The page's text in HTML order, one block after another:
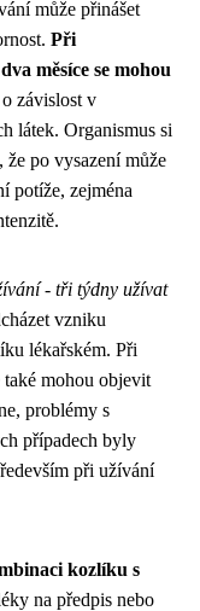
může přinášet
Při
měsíce se mohou
závislost v
látek. Organismus si
po vysazení může
potíže, zejména
- tři týdny užívat
vzniku
lékařském. Při
také mohou objevit
problémy s
případech byly
při užívání
kozlíku s
na předpis nebo